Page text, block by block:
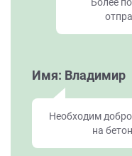
Более
Имя: Владимир
Необходим
на